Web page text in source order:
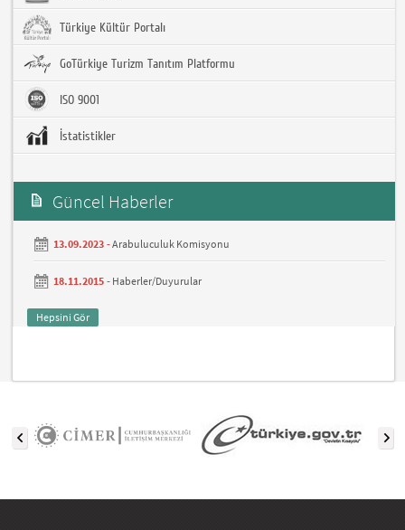
Türkiye Kültür Portalı
GoTürkiye Turizm Tanıtım Platformu
ISO 9001
İstatistikler
Güncel Haberler
13.09.2023 -Arabuluculuk Komisyonu
18.11.2015 - Haberler/Duyurular
Hepsini Gör